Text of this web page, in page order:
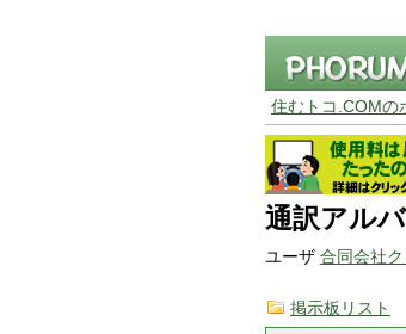
住むトコ.COMの
通訳アル
ユーザ 合同会社
掲示板リスト